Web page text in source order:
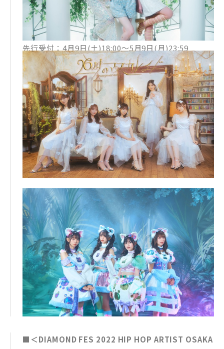
※当日¥1,000UP
一般発売：6月4日(土)12:00〜
【ダイヤモンドチケット最速先行】
先行受付：4月9日(土)18:00〜5月9日(月)23:59
【プレイガイド先行】
5月14日(土)12:00〜5月31日(火)23:59
主催：ダイヤモンドグループ
企画：ダイヤモンドミュージック
（問）DIAMOND FES運営事務局：event@diamon
dblog.jp
■＜DIAMOND FES 2022 HIP HOP ARTIST OSAKA